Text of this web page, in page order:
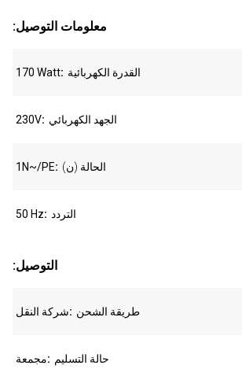
:معلومات التوصيل
170 Watt القدرة الكهربائية
230V الجهد الكهربائي
1N~/PE الحالة (ن)
50 Hz التردد
:التوصيل
شركة النقل طريقة الشحن
مجمعة حالة التسليم